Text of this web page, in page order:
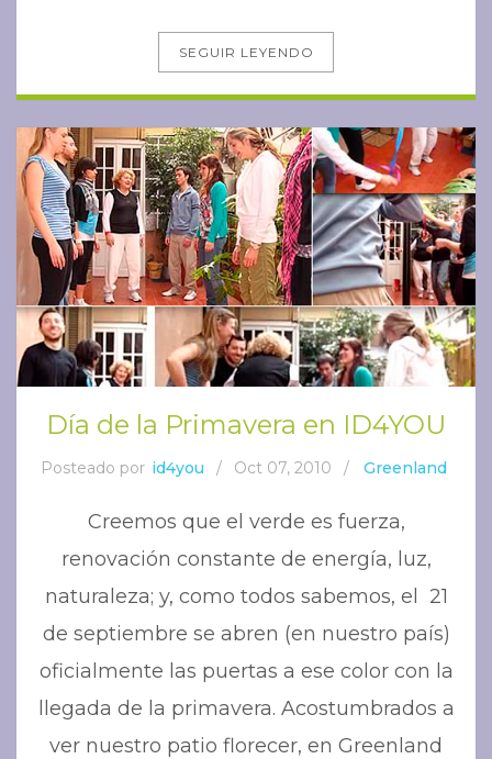
SEGUIR LEYENDO
Día de la Primavera en ID4YOU
Posteado por id4you / Oct 07, 2010 / Greenland
Creemos que el verde es fuerza,
renovación constante de energía, luz,
naturaleza; y, como todos sabemos, el 21
de septiembre se abren (en nuestro país)
oficialmente las puertas a ese color con la
llegada de la primavera. Acostumbrados a
ver nuestro patio florecer, en Greenland